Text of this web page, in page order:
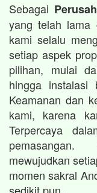
Sebagai
yang telah lama
kami selalu
setiap aspek
pilihan, mulai
hingga
Keamanan dan
kami, karena
Terpercaya
mewujudkan
momen sakral